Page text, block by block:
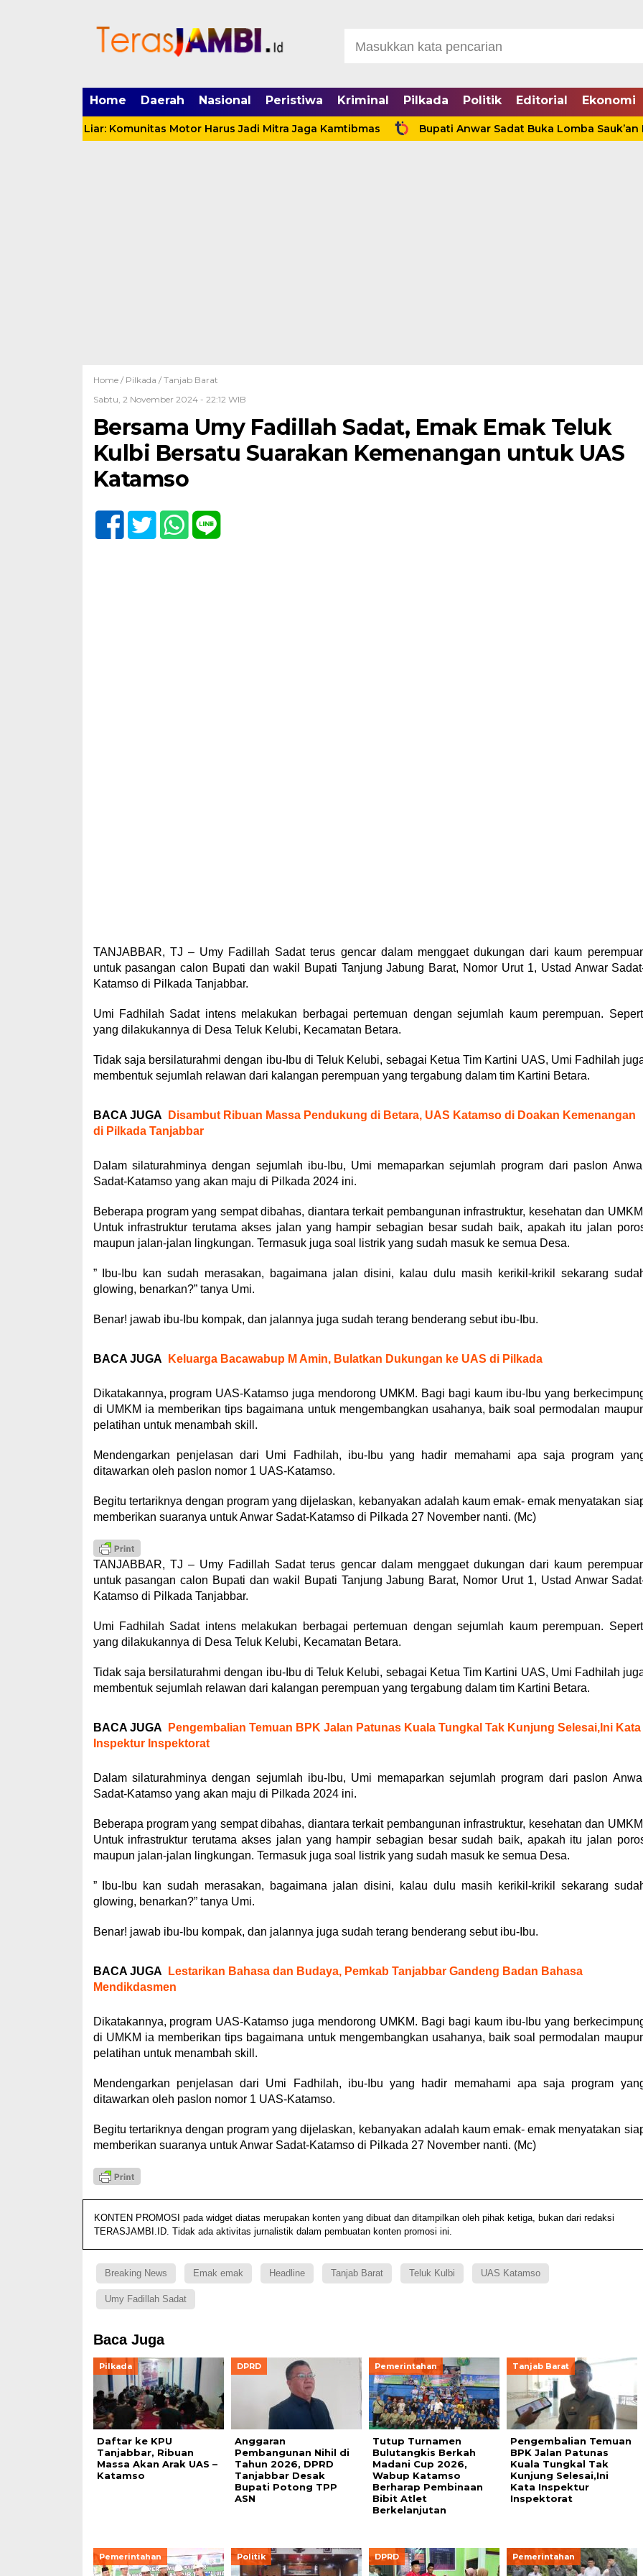
Home Daerah Nasional Peristiwa Kriminal Pilkada Politik Editorial Ekonomi
Balap Liar: Komunitas Motor Harus Jadi Mitra Jaga Kamtibmas Bupati Anwar Sadat Buka Lomba Sauk’an
Home / Pilkada / Tanjab Barat
Sabtu, 2 November 2024 - 22:12 WIB
Bersama Umy Fadillah Sadat, Emak Emak Teluk
Kulbi Bersatu Suarakan Kemenangan untuk UAS
Katamso
TANJABBAR, TJ – Umy Fadillah Sadat terus gencar dalam menggaet dukungan dari kaum
untuk pasangan calon Bupati dan wakil Bupati Tanjung Jabung Barat, Nomor Urut 1, Ustad Anwar
Katamso di Pilkada Tanjabbar.
Umi Fadhilah Sadat intens melakukan berbagai pertemuan dengan sejumlah kaum perempuan.
yang dilakukannya di Desa Teluk Kelubi, Kecamatan Betara.
Tidak saja bersilaturahmi dengan ibu-Ibu di Teluk Kelubi, sebagai Ketua Tim Kartini UAS, Umi Fadhilah
membentuk sejumlah relawan dari kalangan perempuan yang tergabung dalam tim Kartini Betara.
BACA JUGA
Disambut Ribuan Massa Pendukung di Betara, UAS Katamso di Doakan Kemenangan
di Pilkada Tanjabbar
Dalam silaturahminya dengan sejumlah ibu-Ibu, Umi memaparkan sejumlah program dari paslon
Sadat-Katamso yang akan maju di Pilkada 2024 ini.
Beberapa program yang sempat dibahas, diantara terkait pembangunan infrastruktur, kesehatan dan
Untuk infrastruktur terutama akses jalan yang hampir sebagian besar sudah baik, apakah itu jalan
maupun jalan-jalan lingkungan. Termasuk juga soal listrik yang sudah masuk ke semua Desa.
” Ibu-Ibu kan sudah merasakan, bagaimana jalan disini, kalau dulu masih kerikil-krikil sekarang
glowing, benarkan?” tanya Umi.
Benar! jawab ibu-Ibu kompak, dan jalannya juga sudah terang benderang sebut ibu-Ibu.
BACA JUGA Keluarga Bacawabup M Amin, Bulatkan Dukungan ke UAS di Pilkada
Dikatakannya, program UAS-Katamso juga mendorong UMKM. Bagi bagi kaum ibu-Ibu yang
di UMKM ia memberikan tips bagaimana untuk mengembangkan usahanya, baik soal permodalan
pelatihan untuk menambah skill.
Mendengarkan penjelasan dari Umi Fadhilah, ibu-Ibu yang hadir memahami apa saja program
ditawarkan oleh paslon nomor 1 UAS-Katamso.
Begitu tertariknya dengan program yang dijelaskan, kebanyakan adalah kaum emak- emak menyatakan
memberikan suaranya untuk Anwar Sadat-Katamso di Pilkada 27 November nanti. (Mc)
TANJABBAR, TJ – Umy Fadillah Sadat terus gencar dalam menggaet dukungan dari kaum
untuk pasangan calon Bupati dan wakil Bupati Tanjung Jabung Barat, Nomor Urut 1, Ustad Anwar
Katamso di Pilkada Tanjabbar.
Umi Fadhilah Sadat intens melakukan berbagai pertemuan dengan sejumlah kaum perempuan.
yang dilakukannya di Desa Teluk Kelubi, Kecamatan Betara.
Tidak saja bersilaturahmi dengan ibu-Ibu di Teluk Kelubi, sebagai Ketua Tim Kartini UAS, Umi Fadhilah
membentuk sejumlah relawan dari kalangan perempuan yang tergabung dalam tim Kartini Betara.
BACA JUGA
Pengembalian Temuan BPK Jalan Patunas Kuala Tungkal Tak Kunjung Selesai,Ini Kata
Inspektur Inspektorat
Dalam silaturahminya dengan sejumlah ibu-Ibu, Umi memaparkan sejumlah program dari paslon
Sadat-Katamso yang akan maju di Pilkada 2024 ini.
Beberapa program yang sempat dibahas, diantara terkait pembangunan infrastruktur, kesehatan dan
Untuk infrastruktur terutama akses jalan yang hampir sebagian besar sudah baik, apakah itu jalan
maupun jalan-jalan lingkungan. Termasuk juga soal listrik yang sudah masuk ke semua Desa.
” Ibu-Ibu kan sudah merasakan, bagaimana jalan disini, kalau dulu masih kerikil-krikil sekarang
glowing, benarkan?” tanya Umi.
Benar! jawab ibu-Ibu kompak, dan jalannya juga sudah terang benderang sebut ibu-Ibu.
BACA JUGA
Lestarikan Bahasa dan Budaya, Pemkab Tanjabbar Gandeng Badan Bahasa
Mendikdasmen
Dikatakannya, program UAS-Katamso juga mendorong UMKM. Bagi bagi kaum ibu-Ibu yang
di UMKM ia memberikan tips bagaimana untuk mengembangkan usahanya, baik soal permodalan
pelatihan untuk menambah skill.
Mendengarkan penjelasan dari Umi Fadhilah, ibu-Ibu yang hadir memahami apa saja program
ditawarkan oleh paslon nomor 1 UAS-Katamso.
Begitu tertariknya dengan program yang dijelaskan, kebanyakan adalah kaum emak- emak menyatakan
memberikan suaranya untuk Anwar Sadat-Katamso di Pilkada 27 November nanti. (Mc)
KONTEN PROMOSI pada widget diatas merupakan konten yang dibuat dan ditampilkan oleh pihak ketiga, bukan dari redaksi
TERASJAMBI.ID. Tidak ada aktivitas jurnalistik dalam pembuatan konten promosi ini.
Breaking News Emak emak Headline Tanjab Barat Teluk Kulbi UAS Katamso
Umy Fadillah Sadat
Baca Juga
Pilkada
Daftar ke KPU
Tanjabbar, Ribuan
Massa Akan Arak UAS –
Katamso
DPRD
Anggaran
Pembangunan Nihil di
Tahun 2026, DPRD
Tanjabbar Desak
Bupati Potong TPP
ASN
Pemerintahan
Tutup Turnamen
Bulutangkis Berkah
Madani Cup 2026,
Wabup Katamso
Berharap Pembinaan
Bibit Atlet
Berkelanjutan
Tanjab Barat
Pengembalian Temuan
BPK Jalan Patunas
Kuala Tungkal Tak
Kunjung Selesai,Ini
Kata Inspektur
Inspektorat
Pemerintahan Politik DPRD Pemerintahan